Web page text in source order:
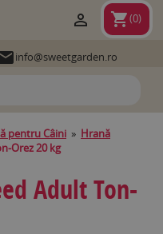
shopping_cart(0)

info@sweetgarden.ro
pentru Câini » Hrană
Orez 20 kg
Adult Ton-